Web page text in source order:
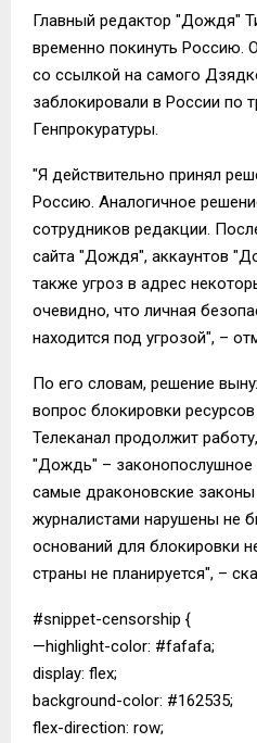
Главный редактор "Дождя"
временно покинуть Россию.
со ссылкой на самого
заблокировали в России по
Генпрокуратуры.
"Я действительно принял
Россию. Аналогичное
сотрудников редакции.
сайта "Дождя", аккаунтов
также угроз в адрес
очевидно, что личная
находится под угрозой", –
По его словам, решение
вопрос блокировки
Телеканал продолжит
"Дождь" –
самые драконовские
журналистами нарушены не
оснований для блокировки
страны не планируется", –
#snippet-censorship {
—highlight-color: #fafafa;
display: flex;
background-color: #162535;
flex-direction: row;